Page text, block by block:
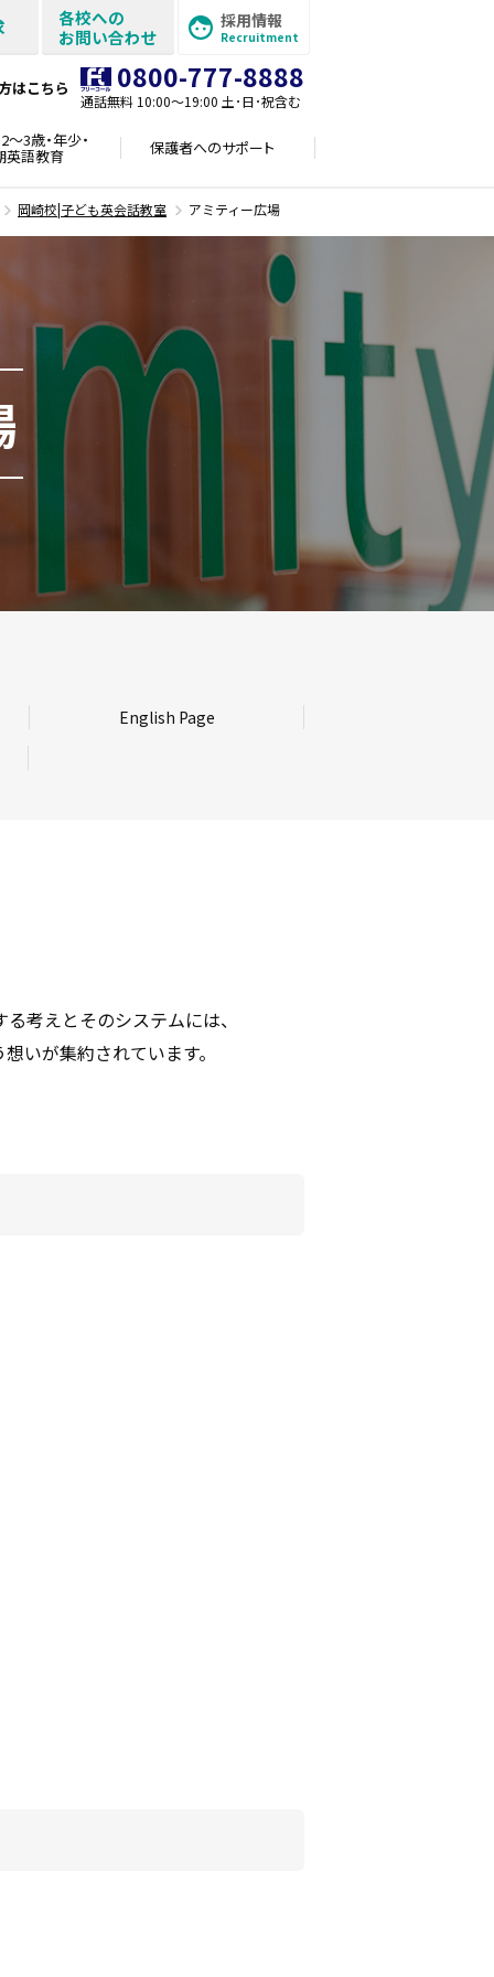
各校への
お問い合わせ
採用情報
Recruitment
はこちら 0800-777-8888
通話無料 10:00〜19:00 土･日･祝含む
～3歳・年少・
英語教育 保護者へのサポート
岡崎校|子ども英会話教室 アミティー広場
English Page
考えとそのシステムには、
いが集約されています。